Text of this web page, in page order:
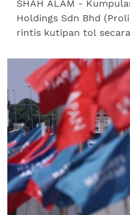
SHAH ALAM -
Holdings Sdn Bhd
rintis kutipan tol
iaitu Lebuhraya...